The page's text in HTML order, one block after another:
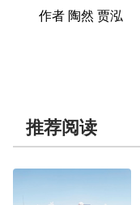
作者 陶然 贾泓
推荐阅读